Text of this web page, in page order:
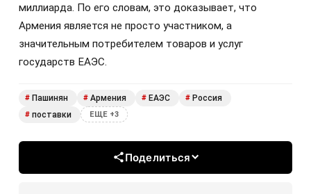
миллиарда. По его словам, это доказывает, что
Армения является не просто участником, а
значительным потребителем товаров и услуг
государств ЕАЭС.
# Пашинян # Армения # ЕАЭС # Россия
# поставки ЕЩЕ +3
Поделиться